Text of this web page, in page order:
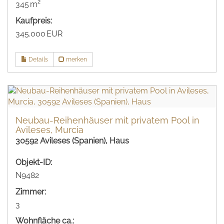
345 m²
Kaufpreis:
345.000 EUR
Details merken
Neubau-Reihenhäuser mit privatem Pool in
Avileses, Murcia
30592 Avileses (Spanien), Haus
Objekt-ID:
N9482
Zimmer:
3
Wohnfläche ca.: